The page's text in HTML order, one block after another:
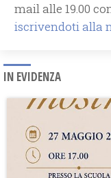
mail alle 19.00
iscrivendoti alla
IN EVIDENZA